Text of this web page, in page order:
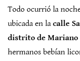
Todo ocurrió la
ubicada en la calle
distrito de Mariano
hermanos bebían